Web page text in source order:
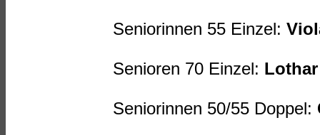
Seniorinnen 55 Einzel:
Senioren 70 Einzel:
Seniorinnen 50/55 Doppel: